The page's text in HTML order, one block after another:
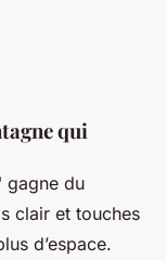
qui
gagne du
clair et touches
d’espace.